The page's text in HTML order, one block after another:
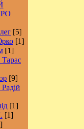
[5]
[1]
[1]
[9]
[1]
[1]